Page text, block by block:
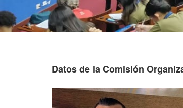
Datos de la Comisión